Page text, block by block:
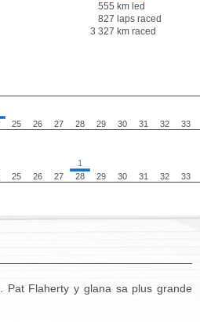
555 km led
827 laps raced
3 327 km raced
25 26 27 28 29 30 31 32 33
25 26 27
1
28
29 30 31 32 33
Pat Flaherty y glana sa plus grande